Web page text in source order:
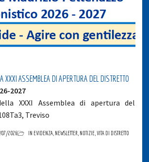
XXXI ASSEMBLEA DI APERTURA DEL DISTRETTO
2027
XXXI Assemblea di apertura del
Treviso
2026 IN EVIDENZA NEWSLETTER NOTIZIE ,VITA DI DISTRETTO